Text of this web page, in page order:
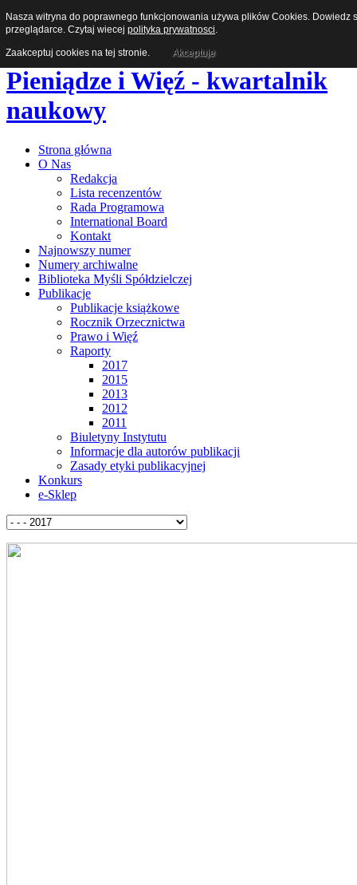
Pieniądze i Więź - kwartalnik
naukowy
Strona główna
O Nas
Redakcja
Lista recenzentów
Rada Programowa
International Board
Kontakt
Najnowszy numer
Numery archiwalne
Biblioteka Myśli Spółdzielczej
Publikacje
Publikacje książkowe
Rocznik Orzecznictwa
Prawo i Więź
Raporty
2017
2015
2013
2012
2011
Biuletyny Instytutu
Informacje dla autorów publikacji
Zasady etyki publikacyjnej
Konkurs
e-Sklep
Nasza witryna do poprawnego funkcjonowania używa plików Cookies.
przeglądarce. Czytaj wiecej polityka prywatnosci.
Zaakceptuj cookies na tej stronie. Akceptuje